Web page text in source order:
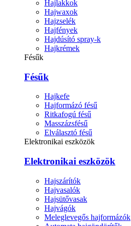
Hajlakkok
Hajwaxok
Hajzselék
Hajfények
Hajdúsító spray-k
Hajkrémek
Fésűk
Fésűk
Hajkefe
Hajformázó fésű
Ritkafogú fésű
Masszázsfésű
Elválasztó fésű
Elektronikai eszközök
Elektronikai eszközök
Hajszárítók
Hajvasalók
Hajsütővasak
Hajvágók
Meleglevegős hajformázók